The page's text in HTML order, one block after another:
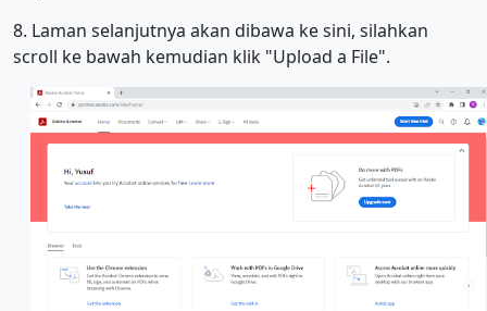
8. Laman selanjutnya akan dibawa ke sini, silahkan
scroll ke bawah kemudian klik "Upload a File".